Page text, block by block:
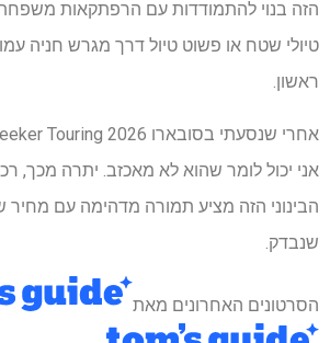
הזה בנוי להתמודדות עם הרפתקאות
טיולי שטח או פשוט טיול דרך מגרש חניה
ראשון.
אני יכול לומר שהוא לא מאכזב. יתרה מכך,
שנבדק.
הסרטונים האחרונים מאת